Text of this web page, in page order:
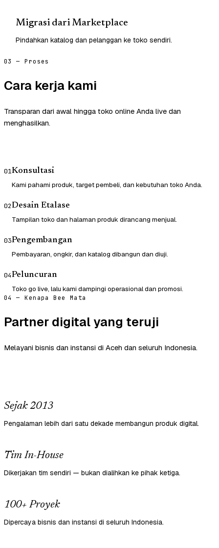
Migrasi dari Marketplace
Pindahkan katalog dan pelanggan ke toko sendiri.
03 — Proses
Cara kerja kami
Transparan dari awal hingga toko online Anda live dan
menghasilkan.
01Konsultasi
Kami pahami produk, target pembeli, dan kebutuhan toko Anda.
02Desain Etalase
Tampilan toko dan halaman produk dirancang menjual.
03Pengembangan
Pembayaran, ongkir, dan katalog dibangun dan diuji.
04Peluncuran
Toko go live, lalu kami dampingi operasional dan promosi.
04 — Kenapa Bee Mata
Partner digital yang teruji
Melayani bisnis dan instansi di Aceh dan seluruh Indonesia.
Sejak 2013
Pengalaman lebih dari satu dekade membangun produk digital.
Tim In-House
Dikerjakan tim sendiri — bukan dialihkan ke pihak ketiga.
100+ Proyek
Dipercaya bisnis dan instansi di seluruh Indonesia.